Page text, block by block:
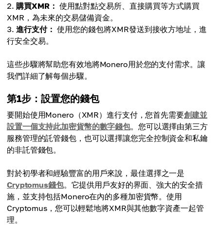
購買XMR： 使用點對點交易所、直接購買等方式購買
XMR，為未來的交易儲備資金。
進行支付： 使用您的錢包將XMR發送到接收方地址，進
行安全交易。
這些步驟將幫助您有效地將Monero用於您的支付需求。讓
我們詳細了解每個步驟。
第1步：設置您的錢包
要開始使用Monero（XMR）進行支付，您首先需要創建並
設置一個支持此加密貨幣的數字錢包。您可以選擇由第三方
服務管理的託管錢包，也可以選擇讓您完全控制資金和私鑰
的非託管錢包。
對於初學者和經驗豐富的用戶來說，最佳選擇之一是
Cryptomus錢包。它提供用戶友好的界面、強大的安全措
施，並支持包括Monero在內的多種加密貨幣。使用
Cryptomus，您可以輕鬆地將XMR與其他數字資產一起管
理。